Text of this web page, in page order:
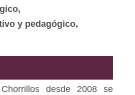
y pedagógico,
desde 2008 se